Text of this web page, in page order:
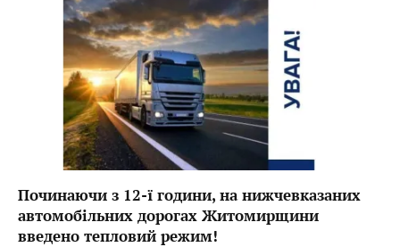
Починаючи з 12-ї години, на нижчевказаних
автомобільних дорогах Житомирщини
введено тепловий режим!